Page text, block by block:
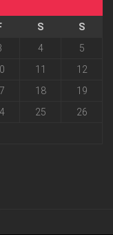
S
S
4
5
11
12
18
19
25
26